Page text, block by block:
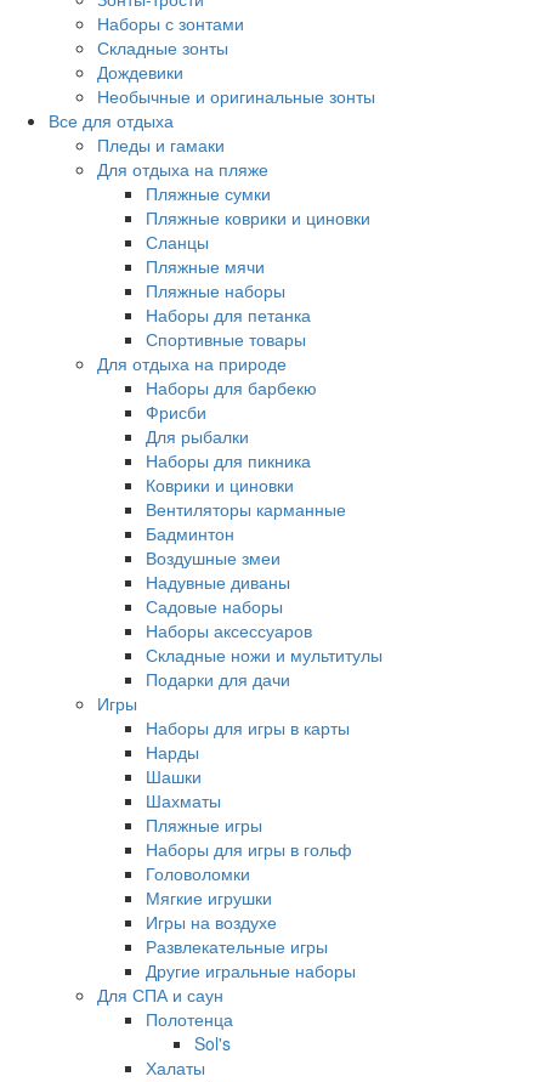
Наборы с зонтами
Складные зонты
Дождевики
Необычные и оригинальные зонты
Все для отдыха
Пледы и гамаки
Для отдыха на пляже
Пляжные сумки
Пляжные коврики и циновки
Сланцы
Пляжные мячи
Пляжные наборы
Наборы для петанка
Спортивные товары
Для отдыха на природе
Наборы для барбекю
Фрисби
Для рыбалки
Наборы для пикника
Коврики и циновки
Вентиляторы карманные
Бадминтон
Воздушные змеи
Надувные диваны
Садовые наборы
Наборы аксессуаров
Складные ножи и мультитулы
Подарки для дачи
Игры
Наборы для игры в карты
Нарды
Шашки
Шахматы
Пляжные игры
Наборы для игры в гольф
Головоломки
Мягкие игрушки
Игры на воздухе
Развлекательные игры
Другие игральные наборы
Для СПА и саун
Полотенца
Sol's
Халаты